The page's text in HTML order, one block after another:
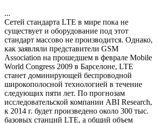
...
Сетей стандарта LTE в мире пока не
существует и оборудование под этот
стандарт массово не производится. Однако,
как заявляли представители GSM
Association на прошедшем в феврале Mobile
World Congress 2009 в Барселоне, LTE
станет доминирующей беспроводной
широкополосной технологией в течение
следующих пяти лет. По прогнозам
исследовательской компании ABI Research,
к 2014 г. будет произведено около 300 тыс.
базовых станций LTE, а общий объем